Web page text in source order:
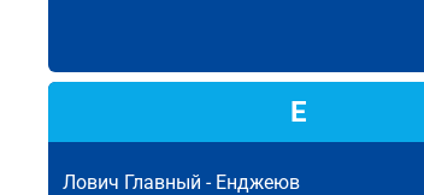
Е
Лович Главный - Енджеюв